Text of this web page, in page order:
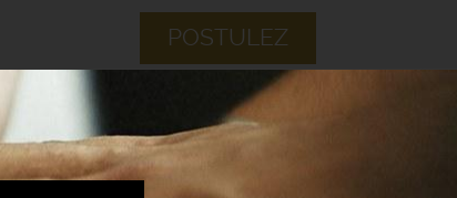
POSTULEZ